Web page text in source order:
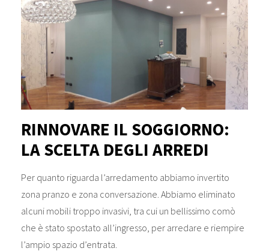
RINNOVARE IL SOGGIORNO:
LA SCELTA DEGLI ARREDI
Per quanto riguarda l’arredamento abbiamo invertito
zona pranzo e zona conversazione. Abbiamo eliminato
alcuni mobili troppo invasivi, tra cui un bellissimo comò
che è stato spostato all’ingresso, per arredare e riempire
l’ampio spazio d’entrata.